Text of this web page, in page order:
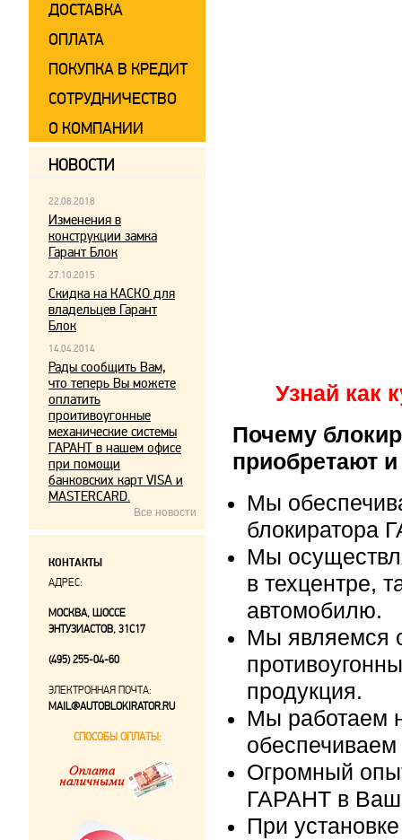
Узнай как
Почему
приобретают
Мы
блокиратора
Мы
в техцентре,
автомобилю.
Мы являемся
продукция.
Мы работаем
Огромный
ГАРАНТ в
При
ДОСТАВКА
ОПЛАТА
ПОКУПКА В КРЕДИТ
СОТРУДНИЧЕСТВО
О КОМПАНИИ
НОВОСТИ
22.08.2018
Изменения в
конструкции замка
Гарант Блок
27.10.2015
Скидка на КАСКО для
владельцев Гарант
Блок
14.04.2014
Рады сообщить Вам,
что теперь Вы можете
оплатить
проитивоугонные
механические системы
ГАРАНТ в нашем офисе
при помощи
банковских карт VISA и
MASTERCARD.
Все новости
КОНТАКТЫ
АДРЕС:
МОСКВА, ШОССЕ
ЭНТУЗИАСТОВ, 31С17
(495) 255-04-60
ЭЛЕКТРОННАЯ ПОЧТА:
MAIL@AUTOBLOKIRATOR.RU
СПОСОБЫ ОПЛАТЫ: